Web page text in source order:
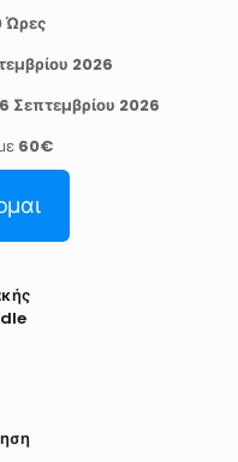
Ώρες
2026
Σεπτεμβρίου 2026
60€